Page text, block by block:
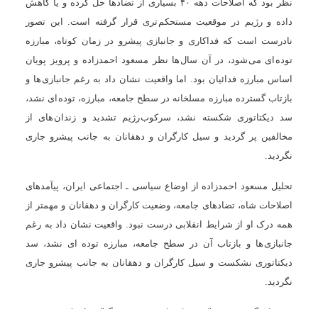
نظر بود که اصلاحات دهه ۴۰ بسياری از تضادها حل کرده و يا کاهش
داده و رژيم در موقعيت مستحکم تری قرار گرفته است. اين تصور
نادرست است که فداکاری و جانبازی پيشرو در زمان کوتاه، مبارزه
توده ای می شود، در آن سال ها نظر مسعود احمدزاده و پرويز پويان
اساس مبارزه فدائيان بود. اما واقعيت نشان داد به رغم جانبازی ها و
بازتاب گسترده مبارزه مسلخانه در سطح جامعه، مبارزه، توده ای نشد،
سد ديکتاتوری شکسته نشد، سرکوب رژيم تشديد و زندان های از
مخالفين پر گرديد و سيل کارگران و دهقانان به جانب پيشرو جاری
نگرديد.
تحليل مسعود احمدزاده از اوضاع سياسی ـ اجتماعی ايران، پيآمدهای
اصلاحات شاه، تضادهای جامعه، وضعيت کارگران و دهقانان و مهمتر از
همه درک او از شرايط انقلابی درست نبود. واقعيت نشان داد به رغم
جانبازی ها و بازتاب آن در سطح جامعه، مبارزه توده ای نشد، سد
ديکتاتوری نشکست و سيل کارگران و دهقانان به جانب پيشرو جاری
نگرديد.